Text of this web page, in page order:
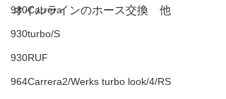
930Carrera
930turbo/S
930RUF
964Carrera2/Werks turbo look/4/RS
オイルラインのホース交換    他